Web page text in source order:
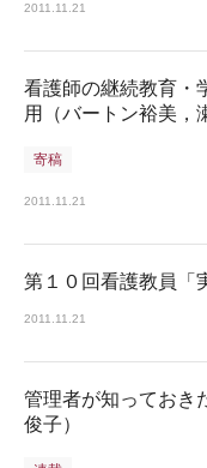
2011.11.21
看護師の継続教育・
用（バートン裕美，
寄稿
2011.11.21
第１０回看護教員「
2011.11.21
管理者が知っておき
俊子）